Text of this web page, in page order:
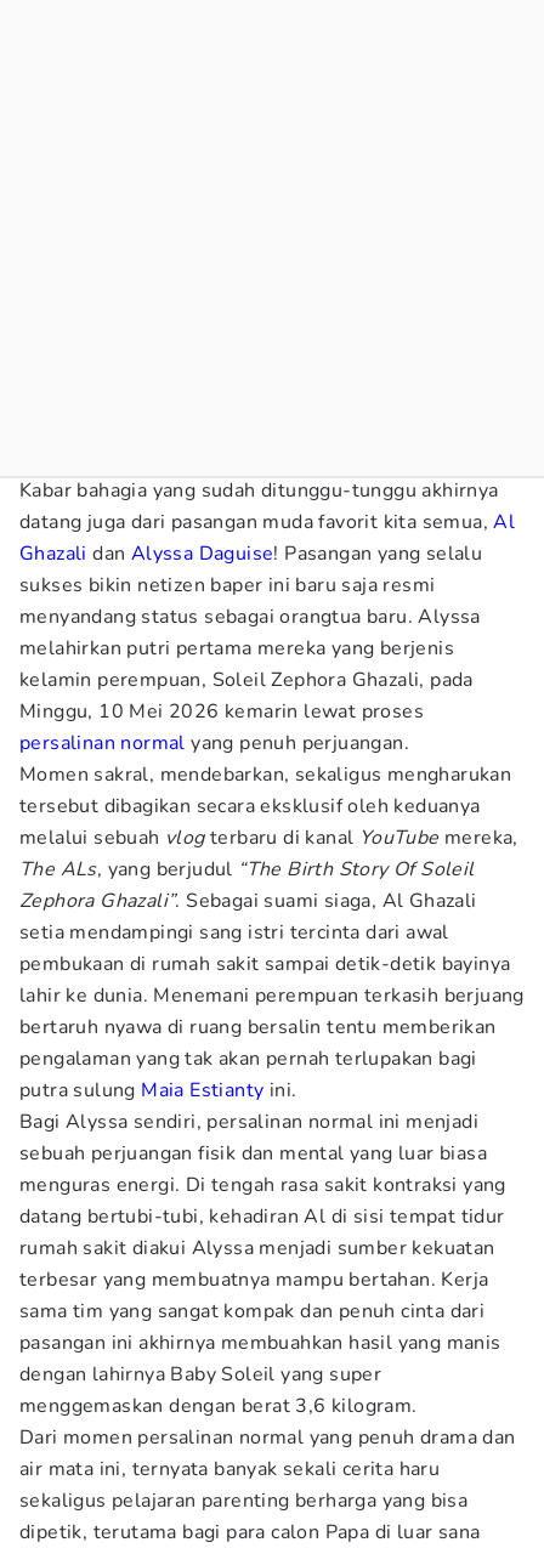
Kabar bahagia yang sudah ditunggu-tunggu akhirnya
datang juga dari pasangan muda favorit kita semua,Al
Ghazali dan Alyssa Daguise! Pasangan yang selalu
sukses bikin netizen baper ini baru saja resmi
menyandang status sebagai orangtua baru. Alyssa
melahirkan putri pertama mereka yang berjenis
kelamin perempuan, Soleil Zephora Ghazali, pada
Minggu, 10 Mei 2026 kemarin lewat proses
persalinan normal yang penuh perjuangan.
Momen sakral, mendebarkan, sekaligus mengharukan
tersebut dibagikan secara eksklusif oleh keduanya
melalui sebuah vlogterbaru di kanal YouTube mereka,
The ALs, yang berjudul “The Birth Story Of Soleil
Zephora Ghazali”. Sebagai suami siaga, Al Ghazali
setia mendampingi sang istri tercinta dari awal
pembukaan di rumah sakit sampai detik-detik bayinya
lahir ke dunia. Menemani perempuan terkasih berjuang
bertaruh nyawa di ruang bersalin tentu memberikan
pengalaman yang tak akan pernah terlupakan bagi
putra sulung Maia Estianty ini.
Bagi Alyssa sendiri, persalinan normal ini menjadi
sebuah perjuangan fisik dan mental yang luar biasa
menguras energi. Di tengah rasa sakit kontraksi yang
datang bertubi-tubi, kehadiran Al di sisi tempat tidur
rumah sakit diakui Alyssa menjadi sumber kekuatan
terbesar yang membuatnya mampu bertahan. Kerja
sama tim yang sangat kompak dan penuh cinta dari
pasangan ini akhirnya membuahkan hasil yang manis
dengan lahirnya Baby Soleil yang super
menggemaskan dengan berat 3,6 kilogram.
Dari momen persalinan normal yang penuh drama dan
air mata ini, ternyata banyak sekali cerita haru
sekaligus pelajaran parenting berharga yang bisa
dipetik, terutama bagi para calon Papa di luar sana